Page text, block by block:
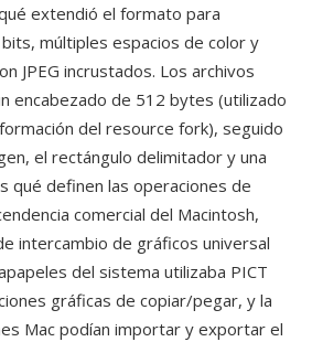
extendió el formato para
múltiples espacios de color y
JPEG incrustados. Los archivos
encabezado de 512 bytes (utilizado
del resource fork), seguido
el rectángulo delimitador y una
qué definen las operaciones de
comercial del Macintosh,
intercambio de gráficos universal
del sistema utilizaba PICT
gráficas de copiar/pegar, y la
Mac podían importar y exportar el